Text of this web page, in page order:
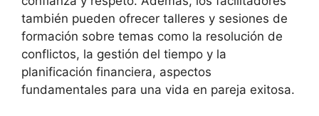
también pueden ofrecer talleres y sesiones de
formación sobre temas como la resolución de
conflictos, la gestión del tiempo y la
planificación financiera, aspectos
fundamentales para una vida en pareja exitosa.